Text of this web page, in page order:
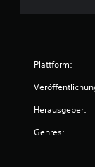
Plattform:
Herausgeber:
Genres: